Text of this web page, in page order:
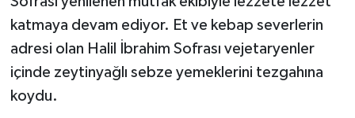
katmaya devam ediyor. Et ve kebap severlerin
adresi olan Halil İbrahim Sofrası vejetaryenler
içinde zeytinyağlı sebze yemeklerini tezgahına
koydu.